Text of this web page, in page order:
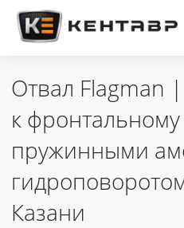
Отвал Flagman
к фронтальному
пружинными
Казани